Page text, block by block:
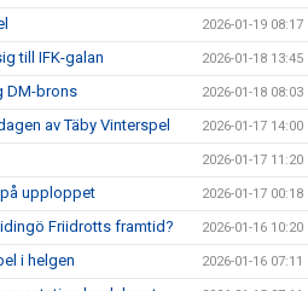
2026-01-19 08:17
till IFK-galan 2026-01-18 13:45
DM-brons 2026-01-18 08:03
av Täby Vinterspel 2026-01-17 14:00
2026-01-17 11:20
på upploppet 2026-01-17 00:18
Friidrotts framtid? 2026-01-16 10:20
i helgen 2026-01-16 07:11